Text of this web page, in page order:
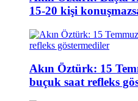
15-20 kişi
Akın Öztürk: 15
buçuk saat refleks